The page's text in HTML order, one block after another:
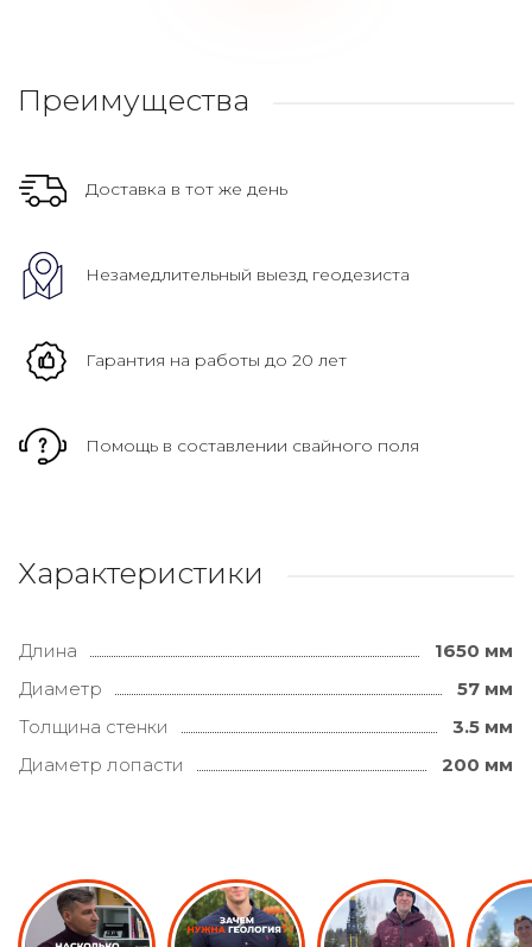
Преимущества
Доставка в тот же день
Незамедлительный выезд геодезиста
Гарантия на работы до 20 лет
Помощь в составлении свайного поля
Характеристики
Длина
1650 мм
Диаметр
57 мм
Толщина стенки
3.5 мм
Диаметр лопасти
200 мм